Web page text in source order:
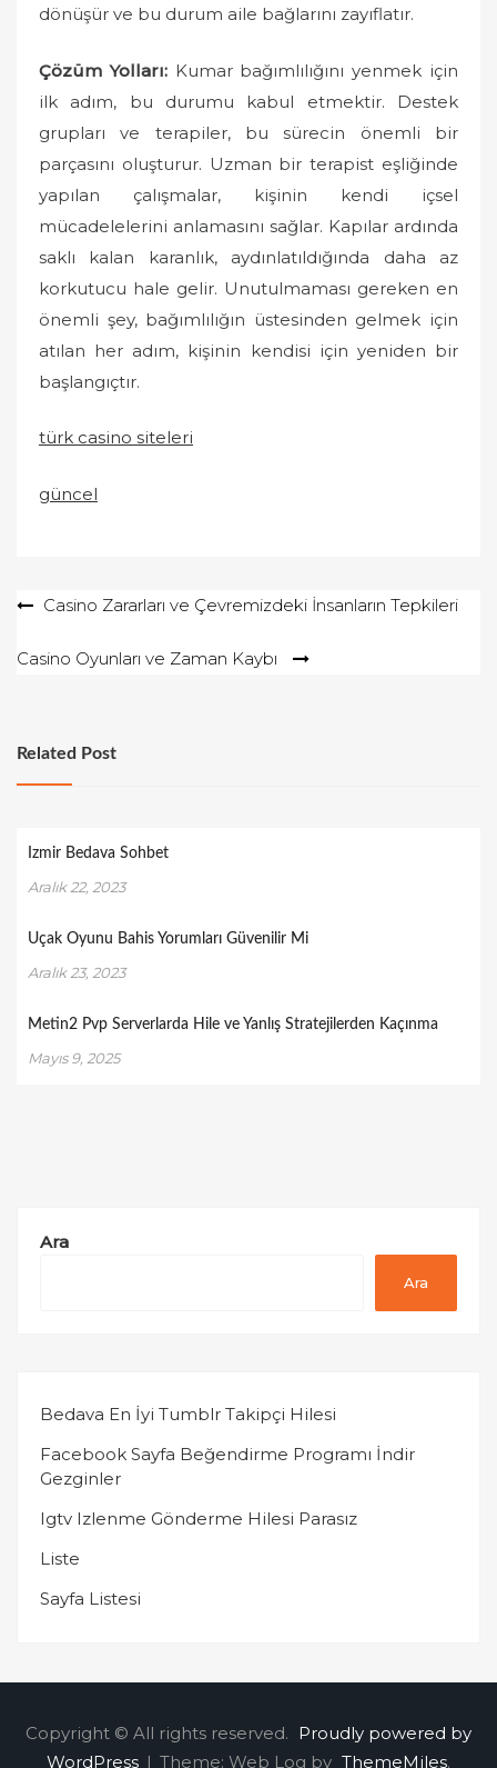
dönüşür ve bu durum aile bağlarını zayıflatır.
Çözüm Yolları:Kumar bağımlılığını yenmek için
ilk adım, bu durumu kabul etmektir. Destek
grupları ve terapiler, bu sürecin önemli bir
parçasını oluşturur. Uzman bir terapist eşliğinde
yapılan çalışmalar, kişinin kendi içsel
mücadelelerini anlamasını sağlar. Kapılar ardında
saklı kalan karanlık, aydınlatıldığında daha az
korkutucu hale gelir. Unutulmaması gereken en
önemli şey, bağımlılığın üstesinden gelmek için
atılan her adım, kişinin kendisi için yeniden bir
başlangıçtır.
türk casino siteleri
güncel
YazıCasino Zararları ve Çevremizdeki İnsanların Tepkileri
Casino Oyunları ve Zaman Kaybı
Related Post
Izmir Bedava Sohbet
Aralık 22, 2023
Uçak Oyunu Bahis Yorumları Güvenilir Mi
Aralık 23, 2023
Metin2 Pvp Serverlarda Hile ve Yanlış Stratejilerden Kaçınma
Mayıs 9, 2025
Ara
Ara
Bedava En İyi Tumblr Takipçi Hilesi
Facebook Sayfa Beğendirme Programı İndir
Gezginler
Igtv Izlenme Gönderme Hilesi Parasız
Liste
Sayfa Listesi
Copyright © All rights reserved. Proudly powered by
WordPress | Theme: Web Log by ThemeMiles.